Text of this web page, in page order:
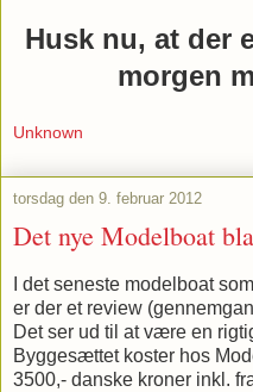
Husk nu, at der
morgen
Unknown
torsdag den 9. februar 2012
Det nye Modelboat
I det seneste modelboat
er der et review
Det ser ud til at være en
Byggesættet koster hos
3500,- danske kroner inkl.